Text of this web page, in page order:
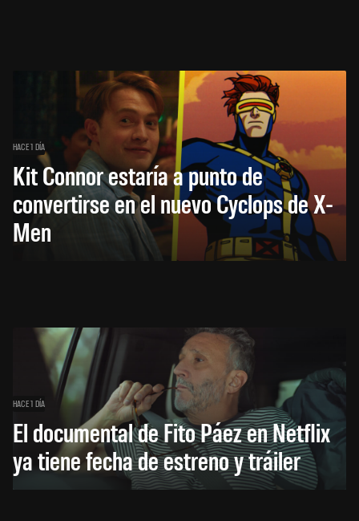
HACE 1 DÍA
Kit Connor estaría a punto de
convertirse en el nuevo Cyclops de X-
Men
HACE 1 DÍA
El documental de Fito Páez en Netflix
ya tiene fecha de estreno y tráiler